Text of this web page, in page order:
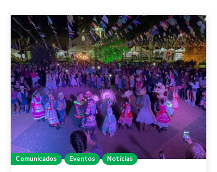
Comunicados Eventos Notícias